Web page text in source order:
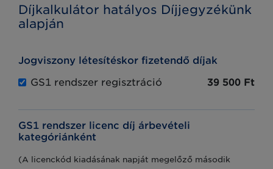
Díjkalkulátor hatályos Díjjegyzékünk
alapján
Jogviszony létesítéskor fizetendő díjak
GS1 rendszer regisztráció
39 500 Ft
GS1 rendszer licenc díj árbevételi
kategóriánként
(A licenckód kiadásának napját megelőző második